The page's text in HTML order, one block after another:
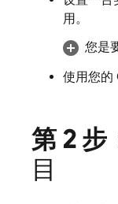
用。
您是
使用您的
第 2 步
目